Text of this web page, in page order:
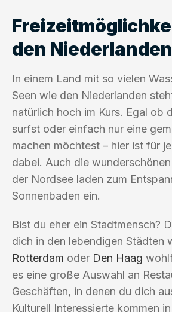
den
In einem Land mit so vielen
Seen wie den Niederlanden
natürlich hoch im Kurs. Egal ob
surfst oder einfach nur eine
machen möchtest – hier ist für
dabei. Auch die
der Nordsee laden zum
Sonnenbaden ein.
Bist du eher ein Stadtmensch?
dich in den lebendigen Städten
Rotterdam oder Den Haag
es eine große Auswahl an
Geschäften, in denen du dich
Kulturell Interessierte kommen